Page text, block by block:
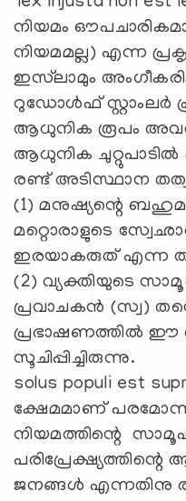
നിയമം
നിയമമല്ല) എന്ന
ഇസ്‌ലാമും
റുഡോള്‍ഫ് സ്റ്റാംലര്‍
ആധുനിക രൂപം
ആധുനിക ചുറ്റുപാടില്‍
രണ്ട് അടിസ്ഥാന
(1) മനുഷ്യന്റെ
മറ്റൊരാളുടെ
ഇരയാകരുത് എന്ന
(2) വ്യക്തിയുടെ
പ്രവാചകന്‍ (സ്വ)
പ്രഭാഷണത്തില്‍ ഈ
സൂചിപ്പിച്ചിരുന്നു.
solus populi est
ക്ഷേമമാണ്
നിയമത്തിന്റെ
ജനങ്ങള്‍ എന്നതിനു